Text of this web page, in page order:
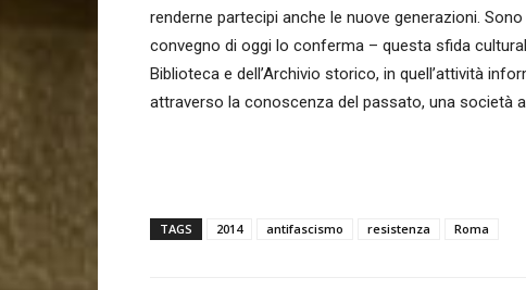
renderne partecipi anche le nuove generazioni.
convegno di oggi lo conferma – questa sfida
Biblioteca e dell’Archivio storico, in quell’attività
attraverso la conoscenza del passato, una società
TAGS 2014 antifascismo resistenza Roma